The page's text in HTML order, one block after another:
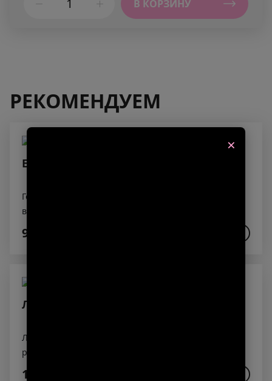
В КОРЗИНУ
РЕКОМЕНДУЕМ
Европейский тартар из говядины
Говяжья вырезка, заправка ( кетчуп, горчица,
ворчестер, тобаско, корнишоны, желток,
соль, пармезан, лук зеленый, зерновой хлеб
990₽
Лосось с соусом шисо
Лосось филе, соус шисо, масло трюфельное, лук
резанец
1 190₽
×